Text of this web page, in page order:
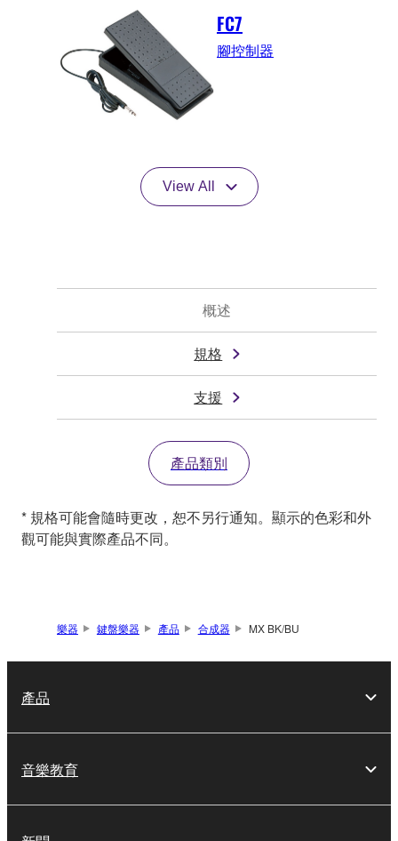
FC7
腳控制器
View All
概述
規格
支援
產品類別
* 規格可能會隨時更改，恕不另行通知。顯示的色彩和外
觀可能與實際產品不同。
樂器 鍵盤樂器 產品 合成器 MX BK/BU
產品
音樂教育